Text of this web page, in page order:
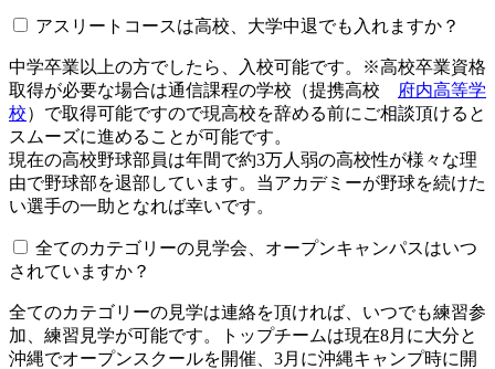
アスリートコースは高校、大学中退でも入れますか？
中学卒業以上の方でしたら、入校可能です。※高校卒業資格
取得が必要な場合は通信課程の学校（提携高校
府内高等学
校）で取得可能ですので現高校を辞める前にご相談頂けると
スムーズに進めることが可能です。
現在の高校野球部員は年間で約3万人弱の高校性が様々な理
由で野球部を退部しています。当アカデミーが野球を続けた
い選手の一助となれば幸いです。
全てのカテゴリーの見学会、オープンキャンパスはいつ
されていますか？​​​​​
全てのカテゴリーの見学は連絡を頂ければ、いつでも練習参
加、練習見学が可能です。トップチームは現在8月に大分と
沖縄でオープンスクールを開催、3月に沖縄キャンプ時に開